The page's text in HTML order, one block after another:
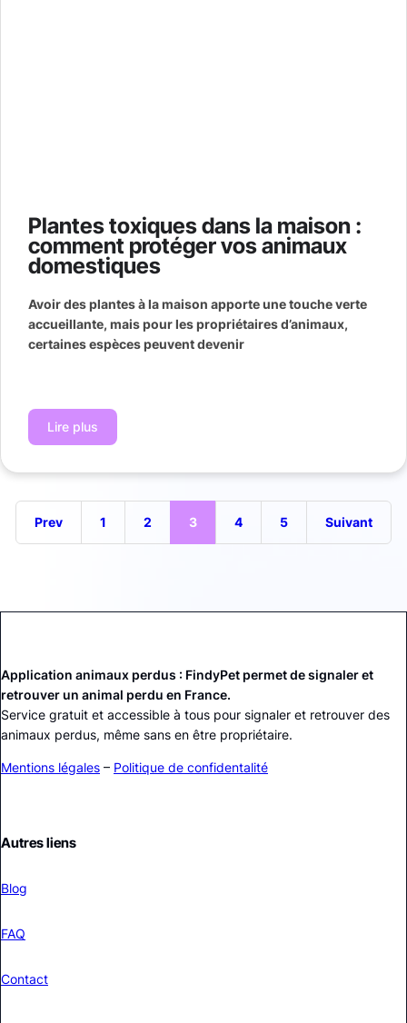
Plantes toxiques dans la maison :
comment protéger vos animaux
domestiques
Avoir des plantes à la maison apporte une touche verte
accueillante, mais pour les propriétaires d’animaux,
certaines espèces peuvent devenir
Lire plus
Prev 1 2 3 4 5 Suivant
Application animaux perdus : FindyPet permet de signaler et
retrouver un animal perdu en France.
Service gratuit et accessible à tous pour signaler et retrouver des
animaux perdus, même sans en être propriétaire.
Mentions légales – Politique de confidentalité
Autres liens
Blog
FAQ
Contact